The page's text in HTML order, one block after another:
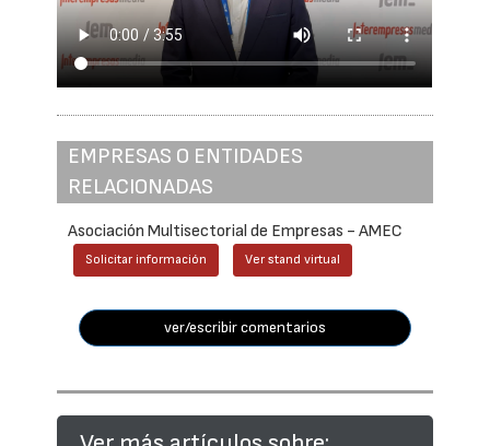
EMPRESAS O ENTIDADES
RELACIONADAS
Asociación Multisectorial de Empresas - AMEC
Solicitar información Ver stand virtual
ver/escribir comentarios